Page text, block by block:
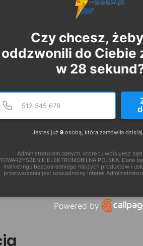
Czy chcesz,
oddzwonili do Ciebie
w 28
Podaj
Jesteś już 9 osobą, która zamówiła
Administratorem danych, które tu wpisujesz
ELEKTROMOBILNA POLSKA. Dane
marketingu bezpośredniego naszych produktów i
przetwarzania jest uzasadniony interes
Powered by